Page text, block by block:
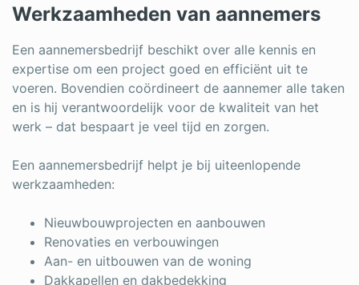
Werkzaamheden van aannemers
Een aannemersbedrijf beschikt over alle kennis en
expertise om een project goed en efficiënt uit te
voeren. Bovendien coördineert de aannemer alle taken
en is hij verantwoordelijk voor de kwaliteit van het
werk – dat bespaart je veel tijd en zorgen.
Een aannemersbedrijf helpt je bij uiteenlopende
werkzaamheden:
Nieuwbouwprojecten en aanbouwen
Renovaties en verbouwingen
Aan- en uitbouwen van de woning
Dakkapellen en dakbedekking